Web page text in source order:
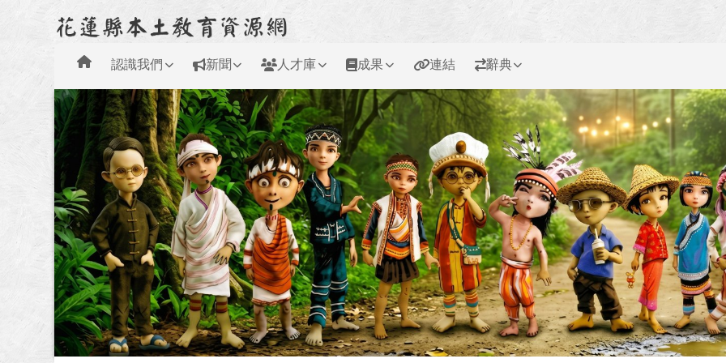
跳至主內容區
花蓮縣本土教育資源網
認識我們 新聞 人才庫 成果 連結 辭典